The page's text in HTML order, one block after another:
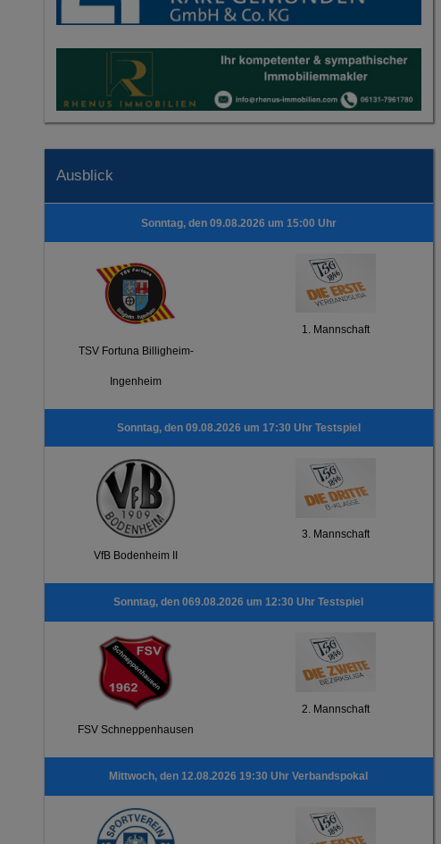
Ausblick
Sonntag, den 09.08.2026 um 15:00 Uhr
TSV Fortuna Billigheim-
Ingenheim
1. Mannschaft
Sonntag, den 09.08.2026 um 17:30 Uhr Testspiel
VfB Bodenheim II
3. Mannschaft
Sonntag, den 069.08.2026 um 12:30 Uhr Testspiel
FSV Schneppenhausen
2. Mannschaft
Mittwoch, den 12.08.2026 19:30 Uhr Verbandspokal